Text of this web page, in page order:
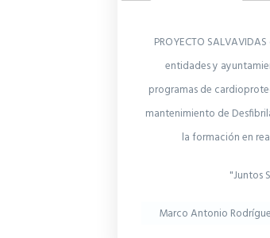
PROYECTO
entidades y
programas de
mantenimiento de
la formación en
"Juntos
Marco Antonio